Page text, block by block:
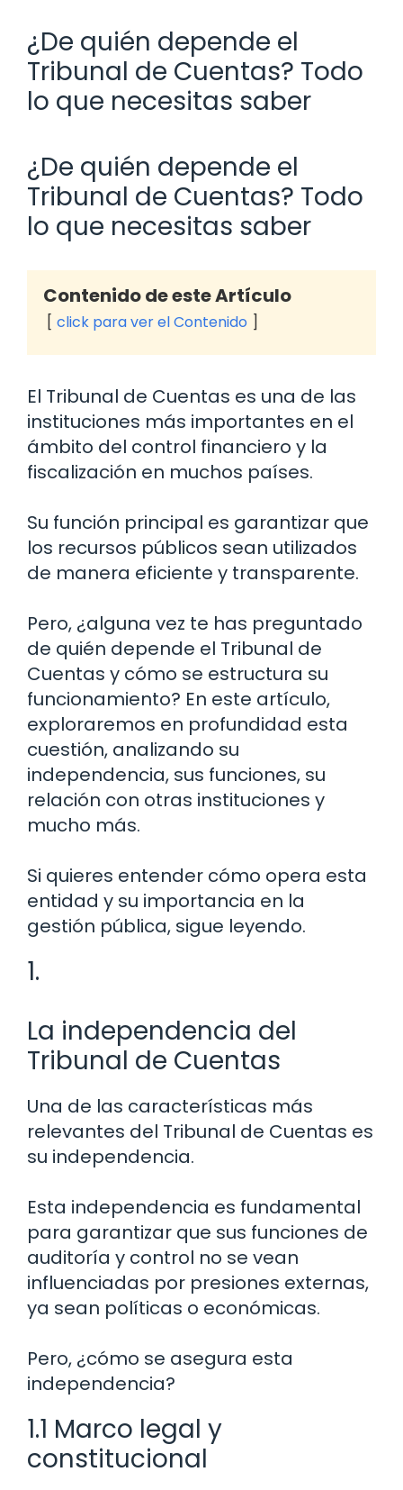
¿De quién depende el
Tribunal de Cuentas? Todo
lo que necesitas saber
¿De quién depende el
Tribunal de Cuentas? Todo
lo que necesitas saber
Contenido de este Artículo
click para ver el Contenido
El Tribunal de Cuentas es una de las
instituciones más importantes en el
ámbito del control financiero y la
fiscalización en muchos países.
Su función principal es garantizar que
los recursos públicos sean utilizados
de manera eficiente y transparente.
Pero, ¿alguna vez te has preguntado
de quién depende el Tribunal de
Cuentas y cómo se estructura su
funcionamiento? En este artículo,
exploraremos en profundidad esta
cuestión, analizando su
independencia, sus funciones, su
relación con otras instituciones y
mucho más.
Si quieres entender cómo opera esta
entidad y su importancia en la
gestión pública, sigue leyendo.
1.
La independencia del
Tribunal de Cuentas
Una de las características más
relevantes del Tribunal de Cuentas es
su independencia.
Esta independencia es fundamental
para garantizar que sus funciones de
auditoría y control no se vean
influenciadas por presiones externas,
ya sean políticas o económicas.
Pero, ¿cómo se asegura esta
independencia?
1.1 Marco legal y
constitucional